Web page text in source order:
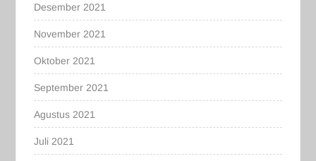
Desember 2021
November 2021
Oktober 2021
September 2021
Agustus 2021
Juli 2021